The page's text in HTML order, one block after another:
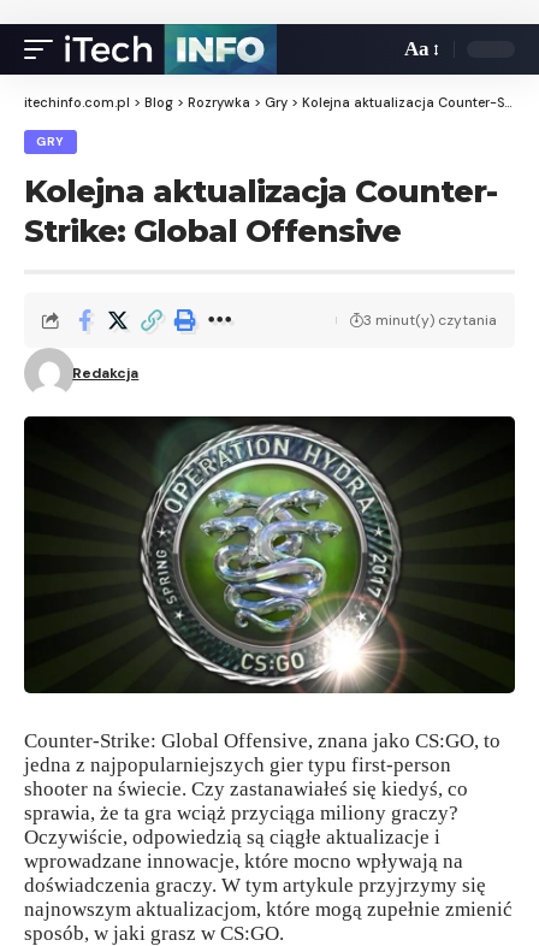
Aa
itechinfo.com.pl > Blog > Rozrywka > Gry > Kolejna aktualizacja Counter-Strike: Global Offensive
GRY
Kolejna aktualizacja Counter-
Strike: Global Offensive
Redakcja
3 minut(y) czytania
Counter-Strike: Global Offensive, znana jako CS:GO, to
jedna z najpopularniejszych gier typu first-person
shooter na świecie. Czy zastanawiałeś się kiedyś, co
sprawia, że ta gra wciąż przyciąga miliony graczy?
Oczywiście, odpowiedzią są ciągłe aktualizacje i
wprowadzane innowacje, które mocno wpływają na
doświadczenia graczy. W tym artykule przyjrzymy się
najnowszym aktualizacjom, które mogą zupełnie zmienić
sposób, w jaki grasz w CS:GO.